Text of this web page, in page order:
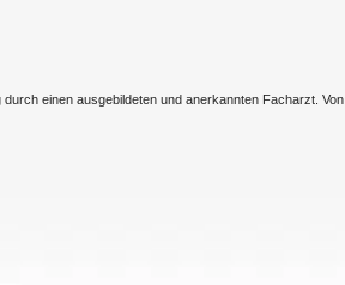
einen ausgebildeten und anerkannten Facharzt. Von